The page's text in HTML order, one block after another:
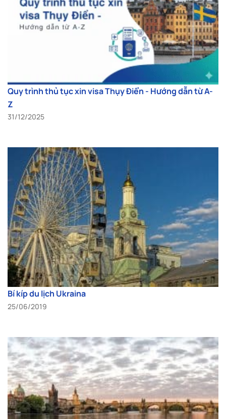
Quy trình thủ tục xin visa Thụy Điển - Hướng dẫn từ A-
Z
31/12/2025
Bí kíp du lịch Ukraina
25/06/2019